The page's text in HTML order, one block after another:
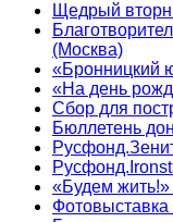
Щедрый
(Москва)
«Бронницкий
«На день
Сбор для
Бюллетень
«Будем жить!»